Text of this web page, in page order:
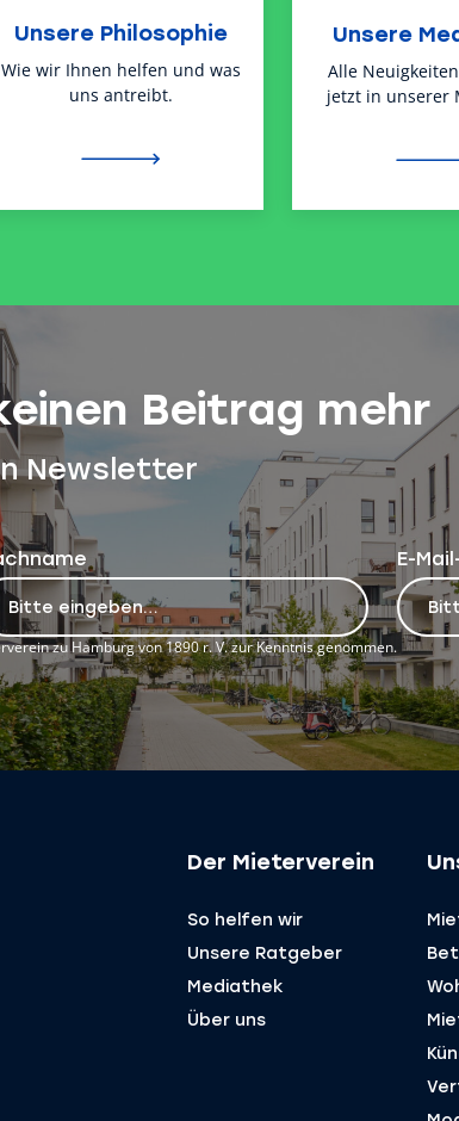
Unsere Philosophie
Wie wir Ihnen helfen und was
uns antreibt.
Unsere
Alle
jetzt in unserer
Beitrag mehr
Newsletter
E-
zu Hamburg von 1890 r. V. zur Kenntnis genommen.
Der Mieterverein
So helfen wir
Unsere Ratgeber
Mediathek
Über uns